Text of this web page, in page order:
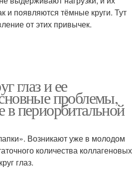
и появляются тёмные круги. Тут
от этих привычек.
глаз и ее
проблемы,
периорбитальной
Возникают уже в молодом
количества коллагеновых
глаз.